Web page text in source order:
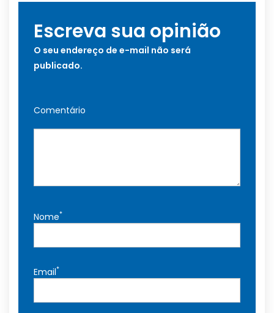
Escreva sua opinião
O seu endereço de e-mail não será
publicado.
Comentário
Nome*
Email*